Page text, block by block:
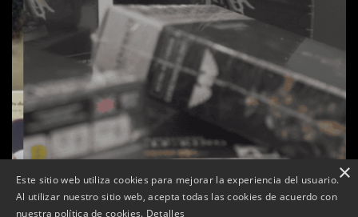
La botiga L’K de Balaguer es converteix en nou punt
×
Este sitio web utiliza cookies para mejorar la experiencia del usuario.
Al utilizar nuestro sitio web, acepta todas las cookies de acuerdo con
nuestra política de cookies. Detalles